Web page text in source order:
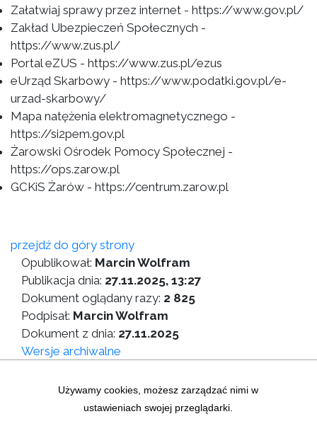
Używamy cookies, możesz zarządzać nimi w
ustawieniach swojej przeglądarki.
Załatwiaj sprawy przez internet - https://www.gov.pl/
Zakład Ubezpieczeń Społecznych -
https://www.zus.pl/
Portal eZUS - https://www.zus.pl/ezus
eUrząd Skarbowy - https://www.podatki.gov.pl/e-
urzad-skarbowy/
Mapa natężenia elektromagnetycznego -
https://si2pem.gov.pl
Żarowski Ośrodek Pomocy Społecznej -
https://ops.zarow.pl
GCKiS Żarów - https://centrum.zarow.pl
przejdź do góry strony
Opublikował: Marcin Wolfram
Publikacja dnia: 27.11.2025, 13:27
Dokument oglądany razy: 2 825
Podpisał: Marcin Wolfram
Dokument z dnia: 27.11.2025
Wersje archiwalne
Statystyki graficzne